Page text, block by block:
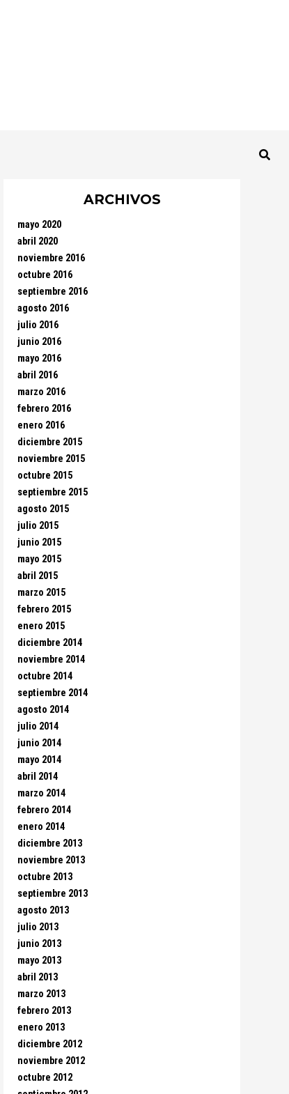
ARCHIVOS
mayo 2020
abril 2020
noviembre 2016
octubre 2016
septiembre 2016
agosto 2016
julio 2016
junio 2016
mayo 2016
abril 2016
marzo 2016
febrero 2016
enero 2016
diciembre 2015
noviembre 2015
octubre 2015
septiembre 2015
agosto 2015
julio 2015
junio 2015
mayo 2015
abril 2015
marzo 2015
febrero 2015
enero 2015
diciembre 2014
noviembre 2014
octubre 2014
septiembre 2014
agosto 2014
julio 2014
junio 2014
mayo 2014
abril 2014
marzo 2014
febrero 2014
enero 2014
diciembre 2013
noviembre 2013
octubre 2013
septiembre 2013
agosto 2013
julio 2013
junio 2013
mayo 2013
abril 2013
marzo 2013
febrero 2013
enero 2013
diciembre 2012
noviembre 2012
octubre 2012